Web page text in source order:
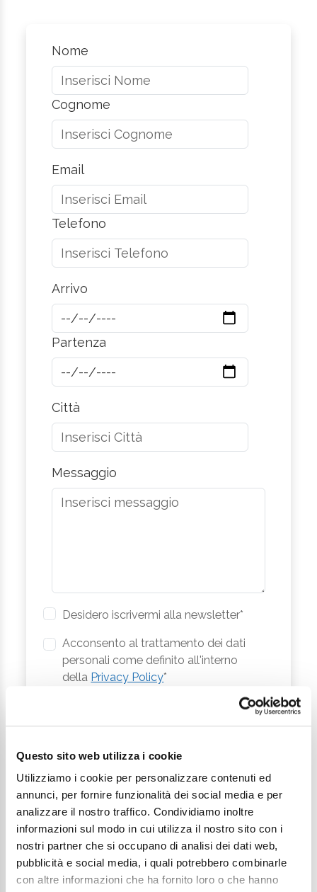
Questo sito web utilizza i cookie
Utilizziamo i cookie per personalizzare contenuti ed
annunci, per fornire funzionalità dei social media e per
analizzare il nostro traffico. Condividiamo inoltre
informazioni sul modo in cui utilizza il nostro sito con i
nostri partner che si occupano di analisi dei dati web,
pubblicità e social media, i quali potrebbero combinarle
con altre informazioni che ha fornito loro o che hanno
Nome
Cognome
Email
Telefono
Arrivo
Partenza
Città
Messaggio
Desidero iscrivermi alla newsletter*
Acconsento al trattamento dei dati
personali come definito all'interno
della Privacy Policy*
Continua a esplorare